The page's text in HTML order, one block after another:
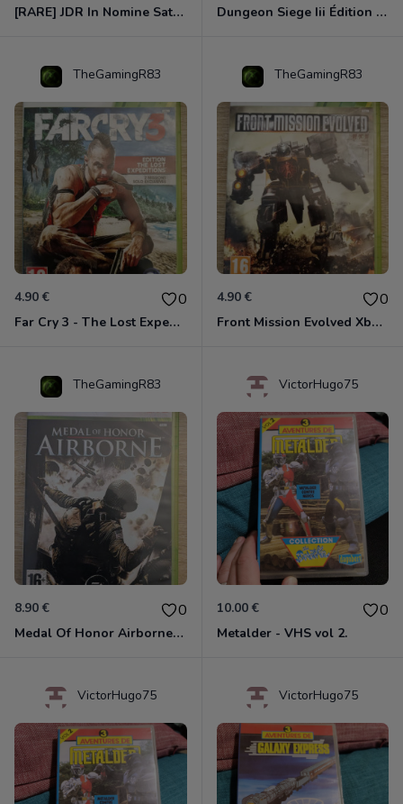
[RARE] JDR In Nomine Satanis / Magna Veritas – 1ère Édition BOÎTE (DOS BLANC, 1989) - CROC / Siroz Dungeon Siege Iii Édition Limitée - Vf Intégrale Xbox 360
TheGamingR83
4.90 € 0
Far Cry 3 - The Lost Expeditions - Edition Spéciale Xbox 360
TheGamingR83
4.90 € 0
Front Mission Evolved Xbox 360
TheGamingR83
8.90 € 0
Medal Of Honor Airborne Xbox 360
VictorHugo75
10.00 € 0
Metalder - VHS vol 2.
VictorHugo75 VictorHugo75